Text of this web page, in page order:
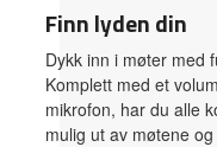
Finn lyden din
Dykk inn i møter med
Komplett med et
mikrofon, har du alle
mulig ut av møtene